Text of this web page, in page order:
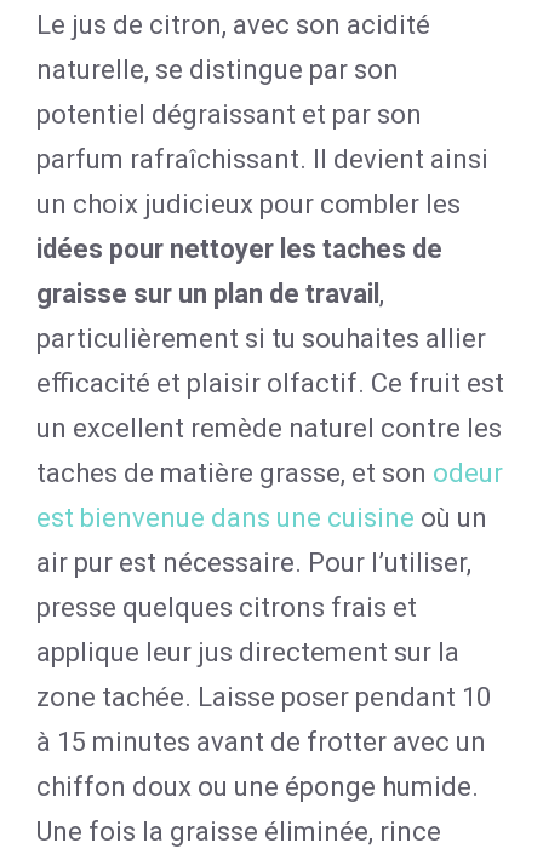
Le jus de citron, avec son acidité
naturelle, se distingue par son
potentiel dégraissant et par son
parfum rafraîchissant. Il devient ainsi
un choix judicieux pour combler les
idées pour nettoyer les taches de
graisse sur un plan de travail ,
particulièrement si tu souhaites allier
efficacité et plaisir olfactif. Ce fruit est
un excellent remède naturel contre les
taches de matière grasse, et son odeur
est bienvenue dans une cuisine où un
air pur est nécessaire. Pour l’utiliser,
presse quelques citrons frais et
applique leur jus directement sur la
zone tachée. Laisse poser pendant 10
à 15 minutes avant de frotter avec un
chiffon doux ou une éponge humide.
Une fois la graisse éliminée, rince